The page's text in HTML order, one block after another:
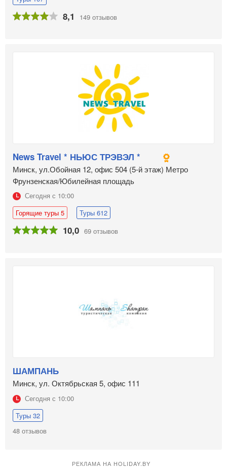
8,1 149 отзывов
News Travel * НЬЮС ТРЭВЭЛ *
Минск, ул.Обойная 12, офис 504 (5-й этаж) Метро
Фрунзенская/Юбилейная площадь
Сегодня с 10:00
Горящие туры 5
Туры 612
10,0 69 отзывов
ШАМПАНЬ
Минск, ул. Октябрьская 5, офис 111
Сегодня с 10:00
Туры 32
48 отзывов
РЕКЛАМА НА HOLIDAY.BY